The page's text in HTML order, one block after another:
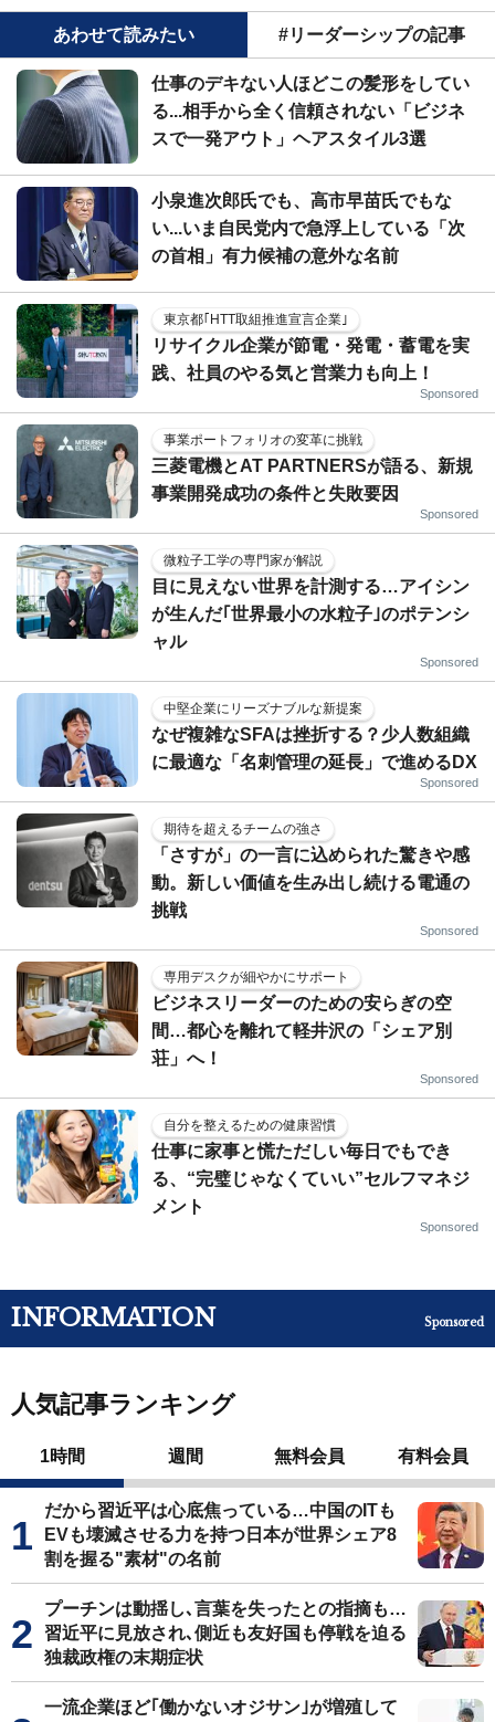
あわせて読みたい #リーダーシップの記事
仕事のデキない人ほどこの髪形をしてい
る...相手から全く信頼されない「ビジネ
スで一発アウト」ヘアスタイル3選
小泉進次郎氏でも、高市早苗氏でもな
い...いま自民党内で急浮上している「次
の首相」有力候補の意外な名前
東京都｢HTT取組推進宣言企業｣
リサイクル企業が節電・発電・蓄電を実
践、社員のやる気と営業力も向上！
Sponsored
事業ポートフォリオの変革に挑戦
三菱電機とAT PARTNERSが語る、新規
事業開発成功の条件と失敗要因
Sponsored
微粒子工学の専門家が解説
目に見えない世界を計測する…アイシン
が生んだ｢世界最小の水粒子｣のポテンシ
ャル
Sponsored
中堅企業にリーズナブルな新提案
なぜ複雑なSFAは挫折する？少人数組織
に最適な「名刺管理の延長」で進めるDX
Sponsored
期待を超えるチームの強さ
「さすが」の一言に込められた驚きや感
動。新しい価値を生み出し続ける電通の
挑戦
Sponsored
専用デスクが細やかにサポート
ビジネスリーダーのための安らぎの空
間…都心を離れて軽井沢の「シェア別
荘」へ！
Sponsored
自分を整えるための健康習慣
仕事に家事と慌ただしい毎日でもでき
る、“完璧じゃなくていい”セルフマネジ
メント
Sponsored
INFORMATION Sponsored
人気記事ランキング
1時間 週間 無料会員 有料会員
だから習近平は心底焦っている…中国のITも
EVも壊滅させる力を持つ日本が世界シェア8
割を握る"素材"の名前
プーチンは動揺し､言葉を失ったとの指摘も…
習近平に見放され､側近も友好国も停戦を迫る
独裁政権の末期症状
一流企業ほど｢働かないオジサン｣が増殖して